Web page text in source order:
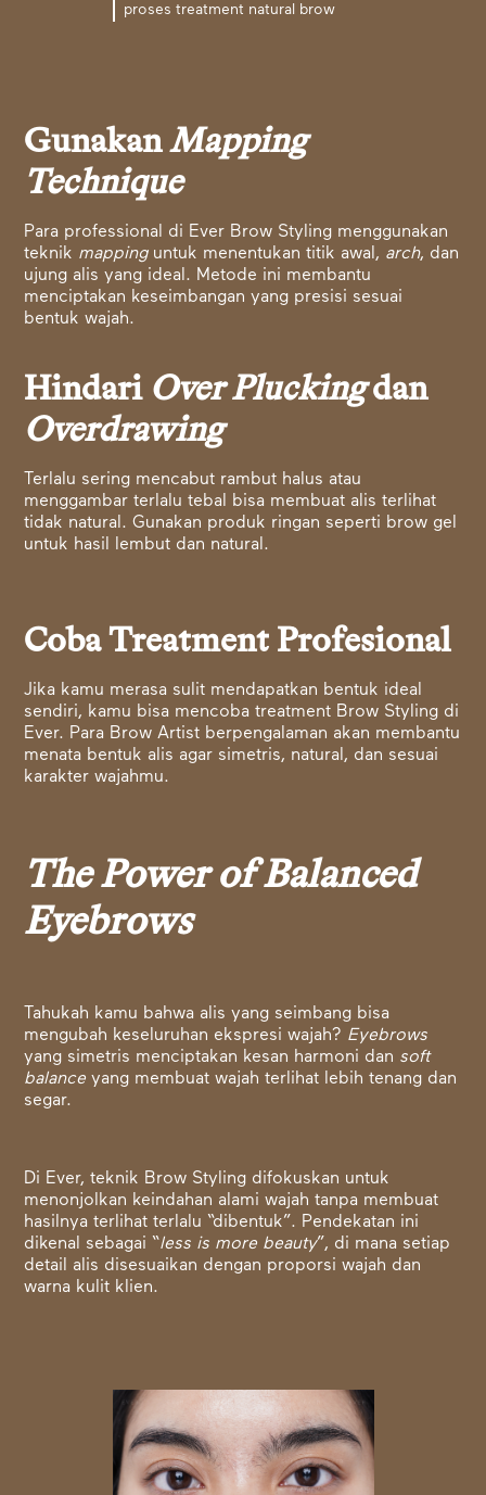
proses treatment natural brow
GunakanMapping
Technique
Para professional di Ever Brow Styling menggunakan
teknik mapping untuk menentukan titik awal, arch, dan
ujung alis yang ideal. Metode ini membantu
menciptakan keseimbangan yang presisi sesuai
bentuk wajah.
Hindari Over Pluckingdan
Overdrawing
Terlalu sering mencabut rambut halus atau
menggambar terlalu tebal bisa membuat alis terlihat
tidak natural. Gunakan produk ringan seperti brow gel
untuk hasil lembut dan natural.
Coba Treatment Profesional
Jika kamu merasa sulit mendapatkan bentuk ideal
sendiri, kamu bisa mencoba treatment Brow Styling di
Ever. Para Brow Artist berpengalaman akan membantu
menata bentuk alis agar simetris, natural, dan sesuai
karakter wajahmu.
The Power of Balanced
Eyebrows
Tahukah kamu bahwa alis yang seimbang bisa
mengubah keseluruhan ekspresi wajah? Eyebrows
yang simetris menciptakan kesan harmoni dan soft
balanceyang membuat wajah terlihat lebih tenang dan
segar.
Di Ever, teknik Brow Styling difokuskan untuk
menonjolkan keindahan alami wajah tanpa membuat
hasilnya terlihat terlalu “dibentuk”. Pendekatan ini
dikenal sebagai “less is more beauty”, di mana setiap
detail alis disesuaikan dengan proporsi wajah dan
warna kulit klien.